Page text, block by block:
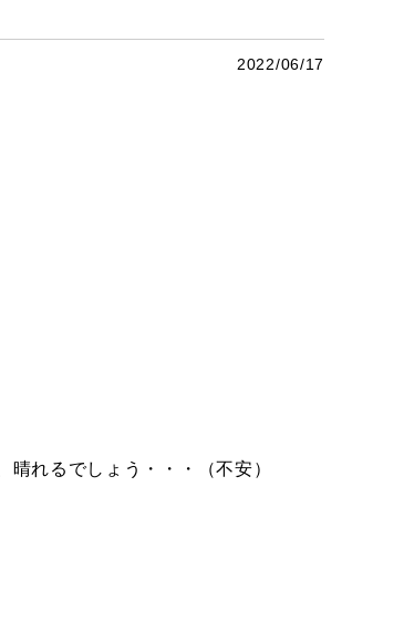
2022/06/17
れるでしょう・・・（不安）